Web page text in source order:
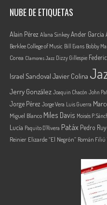
NUBE DE ETIQUETAS
Alain Pérez Alana SinkeyAnder García
Berklee College of Music Bill Evans Bobby
Corea Clamores Jazz Dizzy Gillespie
Israel Sandoval Javier Colina
Jerry González Joaquin Chacón John
Jorge Pérez Jorge Vera Luis Guerra
Miguel Blanco Miles Davis Moisés P.
Lucía Paquito D'Rivera Patáx Pedro
Reinier Elizarde “El Negrón” Román Filiú